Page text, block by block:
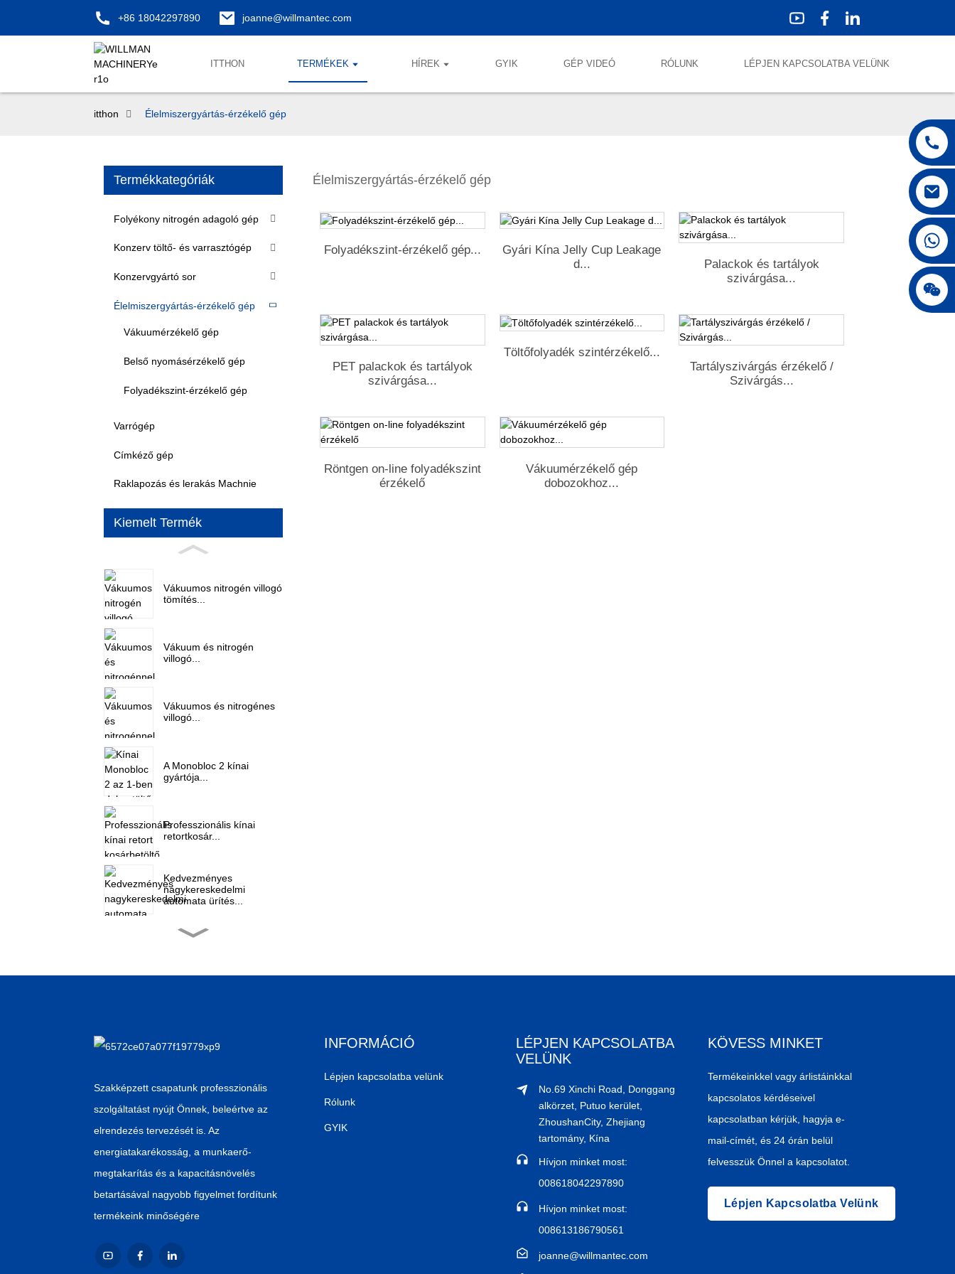
+86 18042297890 joanne@willmantec.com
ITTHON TERMÉKEK HÍREK GYIK GÉP VIDEÓ RÓLUNK LÉPJEN KAPCSOLATBA VELÜNK
itthon Élelmiszergyártás-érzékelő gép
Termékkategóriák
Folyékony nitrogén adagoló gép
Konzerv töltő- és varrasztógép
Konzervgyártó sor
Élelmiszergyártás-érzékelő gép
Vákuumérzékelő gép
Belső nyomásérzékelő gép
Folyadékszint-érzékelő gép
Varrógép
Címkéző gép
Raklapozás és lerakás Machnie
Kiemelt Termék
Vákuumos nitrogén villogó
tömítés...
Vákuum és nitrogén
villogó...
Vákuumos és nitrogénes
villogó...
A Monobloc 2 kínai
gyártója...
Professzionális kínai
retortkosár...
Kedvezményes
nagykereskedelmi
automata ürítés...
Can...
Élelmiszergyártás-érzékelő gép
Folyadékszint-érzékelő gép...
Gyári Kína Jelly Cup Leakage
d...
Palackok és tartályok
szivárgása...
PET palackok és tartályok
szivárgása...
Töltőfolyadék szintérzékelő...
Tartályszivárgás érzékelő /
Szivárgás...
Röntgen on-line folyadékszint
érzékelő
Vákuumérzékelő gép
dobozokhoz...
Szakképzett csapatunk professzionális
szolgáltatást nyújt Önnek, beleértve az
elrendezés tervezését is. Az
energiatakarékosság, a munkaerő-
megtakarítás és a kapacitásnövelés
betartásával nagyobb figyelmet fordítunk
termékeink minőségére
INFORMÁCIÓ
Lépjen kapcsolatba velünk
Rólunk
GYIK
LÉPJEN KAPCSOLATBA
VELÜNK
No.69 Xinchi Road, Donggang
alkörzet, Putuo kerület,
ZhoushanCity, Zhejiang
tartomány, Kína
Hívjon minket most:
008618042297890
Hívjon minket most:
008613186790561
joanne@willmantec.com
KÖVESS MINKET
Termékeinkkel vagy árlistáinkkal
kapcsolatos kérdéseivel
kapcsolatban kérjük, hagyja e-
mail-címét, és 24 órán belül
felvesszük Önnel a kapcsolatot.
Lépjen Kapcsolatba Velünk